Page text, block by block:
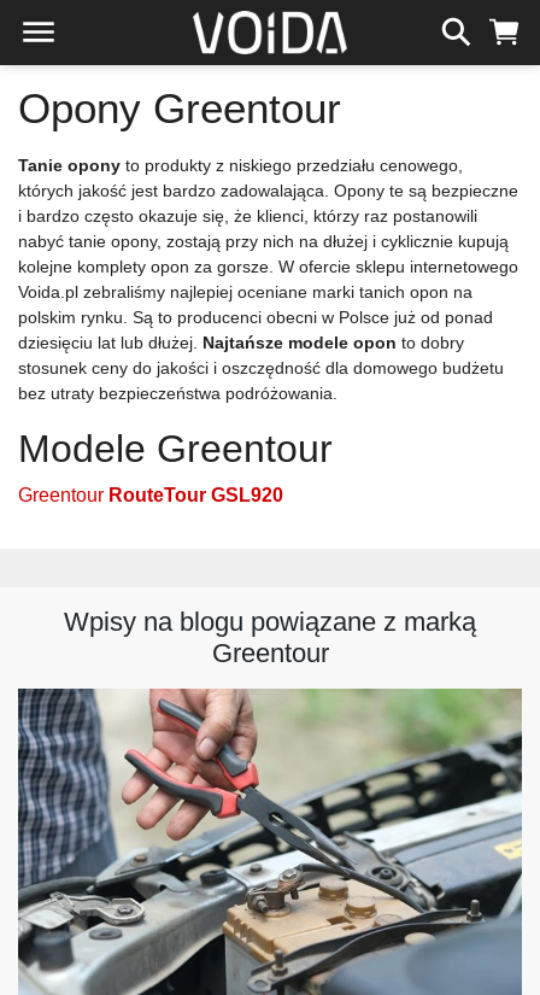
Opony Greentour
Tanie opony to produkty z niskiego przedziału cenowego,
których jakość jest bardzo zadowalająca. Opony te są bezpieczne
i bardzo często okazuje się, że klienci, którzy raz postanowili
nabyć tanie opony, zostają przy nich na dłużej i cyklicznie kupują
kolejne komplety opon za gorsze. W ofercie sklepu internetowego
Voida.pl zebraliśmy najlepiej oceniane marki tanich opon na
polskim rynku. Są to producenci obecni w Polsce już od ponad
dziesięciu lat lub dłużej. Najtańsze modele opon to dobry
stosunek ceny do jakości i oszczędność dla domowego budżetu
bez utraty bezpieczeństwa podróżowania.
Modele Greentour
Greentour RouteTour GSL920
Wpisy na blogu powiązane z marką
Greentour